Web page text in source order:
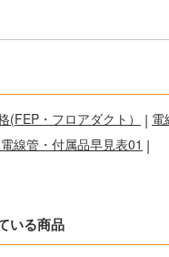
(FEP・フロアダクト） | 電
線管・付属品早見表01 |
いる商品